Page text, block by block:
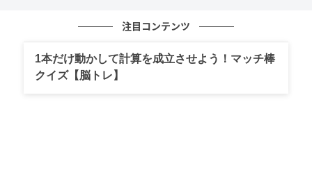
なか難しいですね。
一方で、割る数を掛け合わせた場合は、次のように計
算できます。
注目コンテンツ
1本だけ動かして計算を成立させよう！マッチ棒
クイズ【脳トレ】